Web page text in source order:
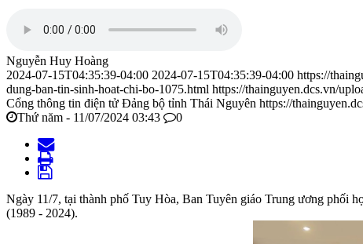
Nguyễn Huy Hoàng
2024-07-15T04:35:39-04:00 2024-07-15T04:35:39-04:00 https://
dung-ban-tin-sinh-hoat-chi-bo-1075.html https://thainguyen.dcs.vn/
Cổng thông tin điện tử Đảng bộ tỉnh Thái Nguyên https://
Thứ năm - 11/07/2024 03:43
0
Ngày 11/7, tại thành phố Tuy Hòa, Ban Tuyên giáo Trung ương phối
(1989 - 2024).